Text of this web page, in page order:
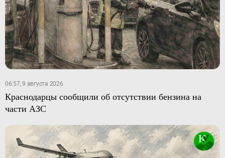
06:57, 9 августа 2026
Краснодарцы сообщили об отсутствии бензина на
части АЗС